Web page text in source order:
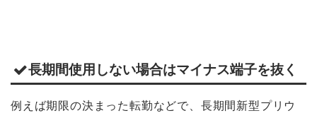
長期間使用しない場合はマイナス端子を抜く
例えば期限の決まった転勤などで、長期間新型プリウ